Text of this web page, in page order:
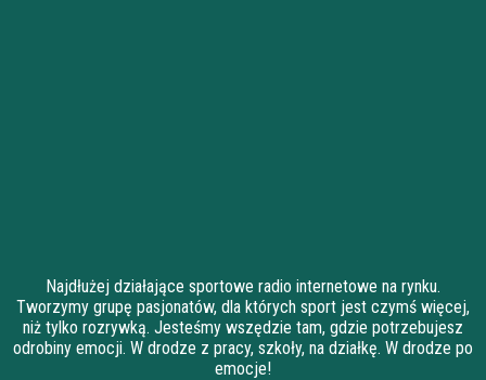
Najdłużej działające sportowe radio internetowe na rynku.
Tworzymy grupę pasjonatów, dla których sport jest czymś więcej,
niż tylko rozrywką. Jesteśmy wszędzie tam, gdzie potrzebujesz
odrobiny emocji. W drodze z pracy, szkoły, na działkę. W drodze po
emocje!